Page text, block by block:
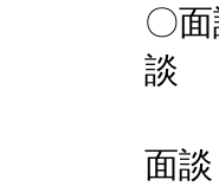
〇
３
面談